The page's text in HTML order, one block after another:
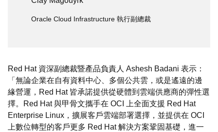
Oracle Cloud Infrastructure 執行副總裁
Red Hat 資深副總裁暨產品負責人 Ashesh Badani 表示：
「無論企業在自有資料中心、多個公共雲，或是遙遠的邊
緣營運，Red Hat 皆承諾提供從硬體到雲端供應商的彈性選
擇。Red Hat 與甲骨文攜手在 OCI 上全面支援 Red Hat
Enterprise Linux，擴展客戶雲端部署選擇，並提供在 OCI
上數位轉型的客戶更多 Red Hat 解決方案鞏固基礎，進一